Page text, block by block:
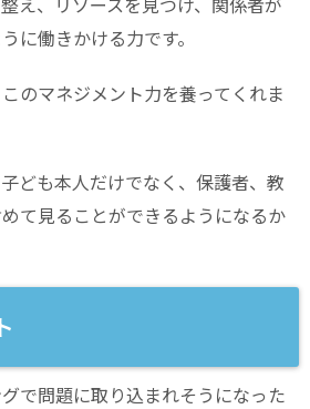
に働きかける力です。
のマネジメント力を養ってくれま
ども本人だけでなく、保護者、教
て見ることができるようになるか
で問題に取り込まれそうになった